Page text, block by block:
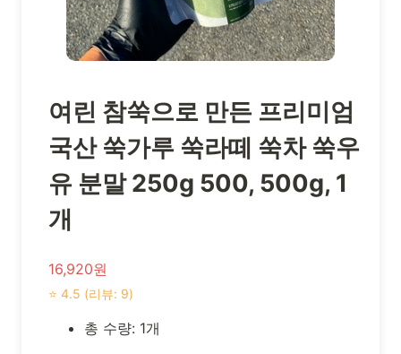
여린 참쑥으로 만든 프리미엄
국산 쑥가루 쑥라떼 쑥차 쑥우
유 분말 250g 500, 500g, 1
개
16,920원
⭐ 4.5 (리뷰: 9)
총 수량: 1개